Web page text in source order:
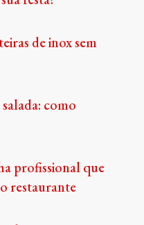
de inox sem
como
profissional que
restaurante